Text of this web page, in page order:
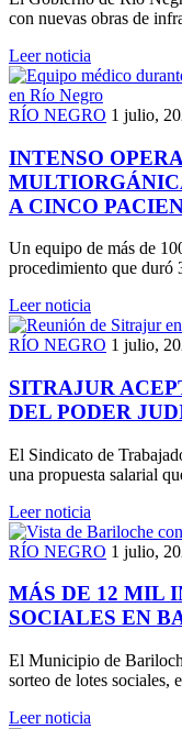
con nuevas obras de
Leer noticia
RÍO NEGRO 1 julio,
INTENSO
A CINCO
Un equipo de más de
procedimiento que duró
Leer noticia
RÍO NEGRO 1 julio,
SITRAJUR
DEL PODER
El Sindicato de
una propuesta salarial
Leer noticia
RÍO NEGRO 1 julio,
MÁS DE 12 MIL
SOCIALES EN
El Municipio de
sorteo de lotes sociales,
Leer noticia